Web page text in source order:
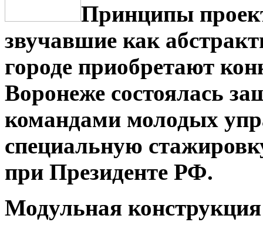
Принципы
звучавшие как
городе приобретают
Воронеже состоялась
командами молодых
специальную
при Президенте РФ.
Модульная конструкция